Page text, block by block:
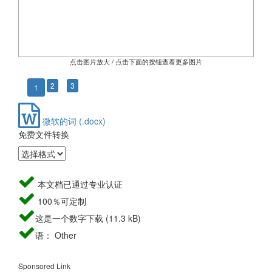
点击图片放大 / 点击下面的按钮查看更多图片
1 2 3
微软的词 (.docx)
免费文件转换
本文档已通过专业认证
100％可定制
这是一个数字下载 (11.3 kB)
语： Other
Sponsored Link